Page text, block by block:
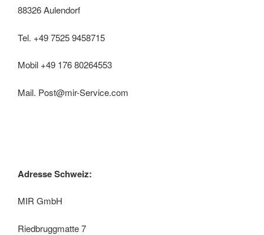
88326 Aulendorf
Tel. +49 7525 9458715
Mobil +49 176 80264553
Mail. Post@mir-Service.com
Adresse Schweiz:
MIR GmbH
Riedbruggmatte 7